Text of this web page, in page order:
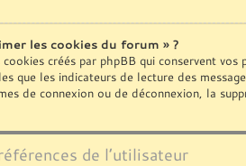
les cookies du forum » ?
créés par phpBB qui conservent
que les indicateurs de lecture des
de connexion ou de déconnexion, la
de l’utilisateur